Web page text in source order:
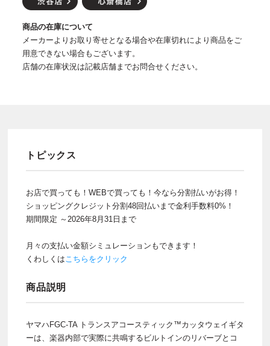
商品の在庫について
メーカーよりお取り寄せとなる場合や在庫切れにより商品をご
用意できない場合もございます。
店舗の在庫状況は記載店舗までお問合せください。
トピックス
お店で買っても！WEBで買っても！今なら分割払いがお得！
ショッピングクレジット分割48回払いまで金利手数料0%！
期間限定 ～2026年8月31日まで
月々の支払い金額シミュレーションもできます！
くわしくはこちらをクリック
商品説明
ヤマハFGC-TA トランスアコースティック™カッタウェイギタ
ーは、楽器内部で実際に共鳴するビルトインのリバーブとコ